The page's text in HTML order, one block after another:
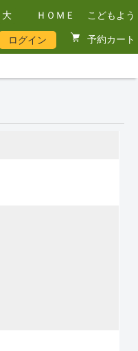
大 ＨＯＭＥ こどもよう
ログイン 予約カート